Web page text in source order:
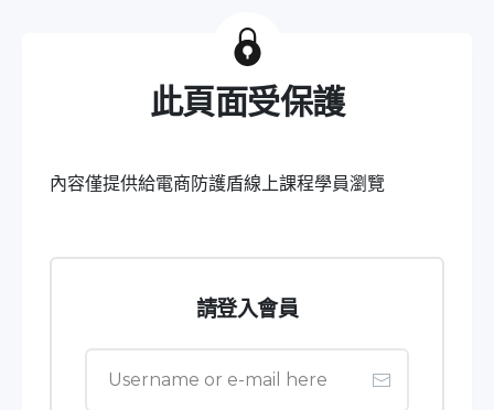
此頁面受保護
內容僅提供給電商防護盾線上課程學員瀏覽
請登入會員